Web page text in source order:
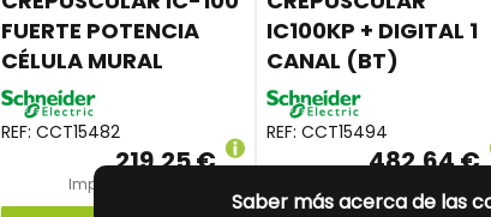
Saber más acerca de las
FUERTE POTENCIA
CÉLULA MURAL
REF: CCT15482
219,25 €
Impuestos no incluidos.
IC100KP + DIGITAL 1
CANAL (BT)
REF: CCT15494
482,64 €